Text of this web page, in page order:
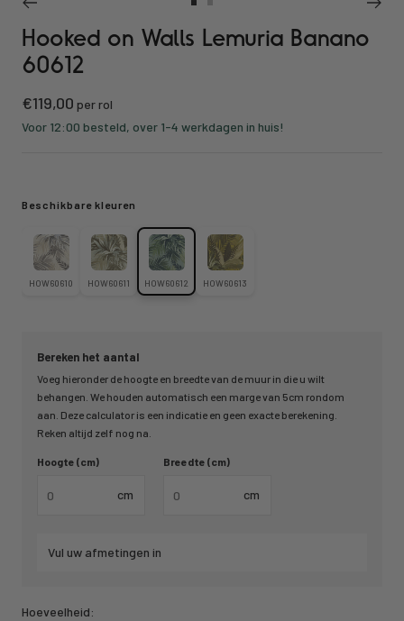
naarnaar
Hooked on Walls Lemuria Banano
60612
Kortings
prijs
€119,00 per rol
Voor 12:00 besteld, over 1-4 werkdagen in huis!
Bereken het aantal
Voeg hieronder de hoogte en breedte van de muur in die u wilt
behangen. We houden automatisch een marge van 5cm rondom
aan. Deze calculator is een indicatie en geen exacte berekening.
Reken altijd zelf nog na.
Hoogte (cm)
cm
Breedte (cm)
cm
Vul uw afmetingen in
Beschikbare kleuren
HOW60610 HOW60611 HOW60612 HOW60613
Hoeveelheid: